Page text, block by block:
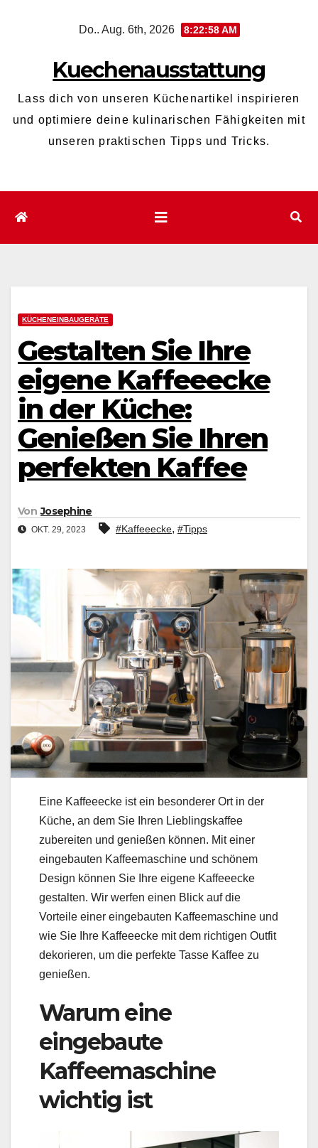
Do.. Aug. 6th, 2026 8:22:59 AM
Kuechenausstattung
Lass dich von unseren Küchenartikel inspirieren
und optimiere deine kulinarischen Fähigkeiten mit
unseren praktischen Tipps und Tricks.
KÜCHENEINBAUGERÄTE
Gestalten Sie Ihre
eigene Kaffeeecke
in der Küche:
Genießen Sie Ihren
perfekten Kaffee
Von Josephine
OKT. 29, 2023 #Kaffeeecke, #Tipps
Eine Kaffeeecke ist ein besonderer Ort in der
Küche, an dem Sie Ihren Lieblingskaffee
zubereiten und genießen können. Mit einer
eingebauten Kaffeemaschine und schönem
Design können Sie Ihre eigene Kaffeeecke
gestalten. Wir werfen einen Blick auf die
Vorteile einer eingebauten Kaffeemaschine und
wie Sie Ihre Kaffeeecke mit dem richtigen Outfit
dekorieren, um die perfekte Tasse Kaffee zu
genießen.
Warum eine
eingebaute
Kaffeemaschine
wichtig ist